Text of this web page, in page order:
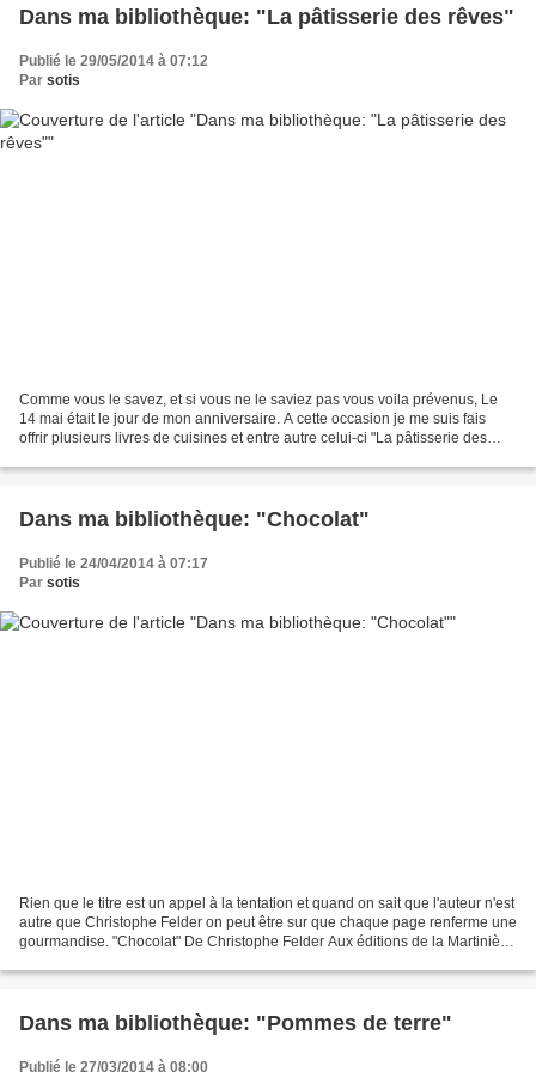
Dans ma bibliothèque: "La pâtisserie des rêves"
Publié le 29/05/2014 à 07:12
Par sotis
Comme vous le savez, et si vous ne le saviez pas vous voila prévenus, Le
14 mai était le jour de mon anniversaire. A cette occasion je me suis fais
offrir plusieurs livres de cuisines et entre autre celui-ci "La pâtisserie des
Dans ma bibliothèque: "Chocolat"
Publié le 24/04/2014 à 07:17
Par sotis
Rien que le titre est un appel à la tentation et quand on sait que l'auteur n'est
autre que Christophe Felder on peut être sur que chaque page renferme une
gourmandise. "Chocolat" De Christophe Felder Aux éditions de la Martinière
Dans ma bibliothèque: "Pommes de terre"
Publié le 27/03/2014 à 08:00